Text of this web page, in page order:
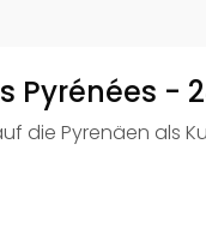
Pyrénées -
die Pyrenäen als